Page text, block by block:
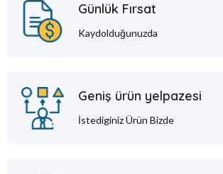
Günlük Fırsat
Kaydolduğunuzda
Geniş ürün yelpazesi
İstediginiz Ürün Bizde